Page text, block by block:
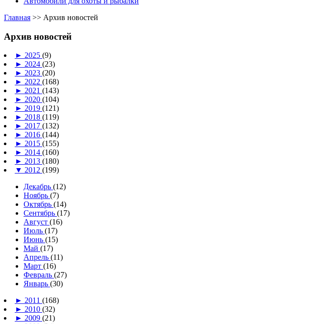
Главная >> Архив новостей
Архив новостей
► 2025 (9)
► 2024 (23)
► 2023 (20)
► 2022 (168)
► 2021 (143)
► 2020 (104)
► 2019 (121)
► 2018 (119)
► 2017 (132)
► 2016 (144)
► 2015 (155)
► 2014 (160)
► 2013 (180)
▼ 2012 (199)
Декабрь (12)
Ноябрь (7)
Октябрь (14)
Сентябрь (17)
Август (16)
Июль (17)
Июнь (15)
Май (17)
Апрель (11)
Март (16)
Февраль (27)
Январь (30)
► 2011 (168)
► 2010 (32)
► 2009 (21)